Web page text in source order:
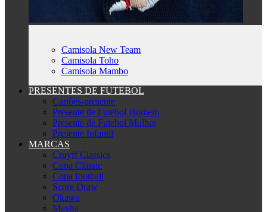
Camisola New Team
Camisola Toho
Camisola Mambo
PRESENTES DE FUTEBOL
Cartões-presente
Presente de Futebol Homem
Presente de Futebol Mulher
Presente Infantil
MARCAS
Cruyff Classics
Copa Classic
Copa football
Score Draw
Okawa
Meyba